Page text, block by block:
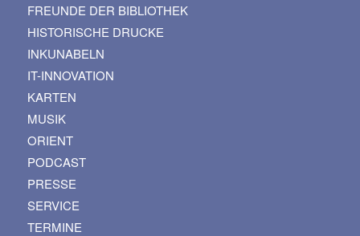
FREUNDE DER BIBLIOTHEK
HISTORISCHE DRUCKE
INKUNABELN
IT-INNOVATION
KARTEN
MUSIK
ORIENT
PODCAST
PRESSE
SERVICE
TERMINE